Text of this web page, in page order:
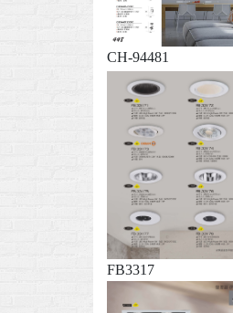
CH-94481
FB3317